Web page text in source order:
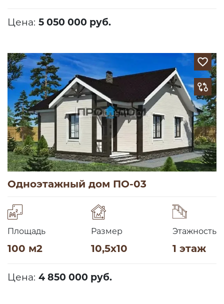
Цена: 5 050 000 руб.
Одноэтажный дом ПО-03
Площадь
100 м2
Размер
10,5х10
Этажность
1 этаж
Цена: 4 850 000 руб.